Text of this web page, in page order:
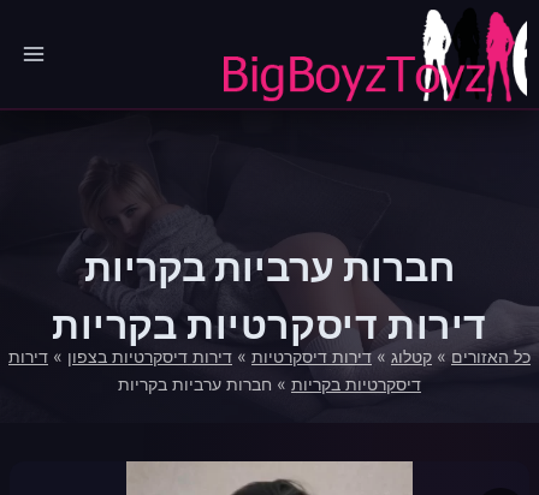
Skip
to
content
חברות ערביות בקריות
דירות דיסקרטיות בקריות
כל האזורים » קטלוג »דירות דיסקרטיות » דירות דיסקרטיות בצפון » דירות
דיסקרטיות בקריות » חברות ערביות בקריות